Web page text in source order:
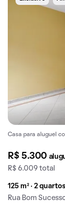
Casa para aluguel
R$ 5.300
R$ 6.009 total
125 m² · 2
Rua Bom